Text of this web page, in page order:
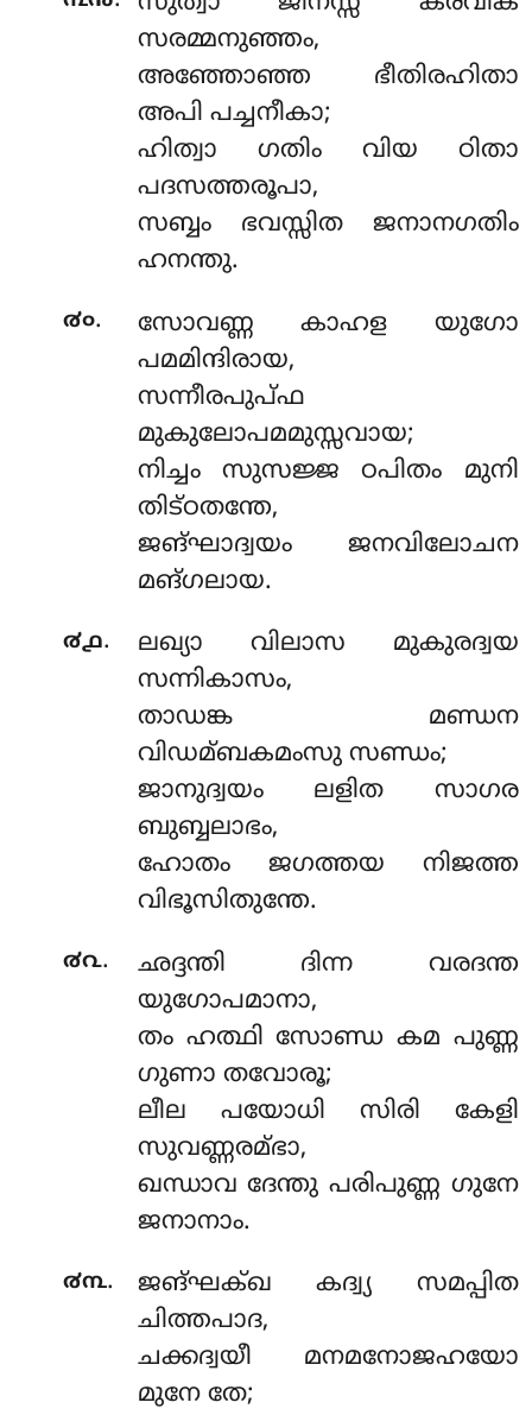
സരമ്മനുഞ്ഞം,
അഞ്ഞോഞ്ഞ ഭീതിരഹിതാ
അപി പച്ചനീകാ;
ഹിത്വാ ഗതിം വിയ ഠിതാ
പദസത്തരൂപാ,
സബ്ബം ഭവസ്സിത ജനാനഗതിം
ഹനന്തു.
൪൦.
സോവണ്ണ കാഹള യുഗോ
പമമിന്ദിരായ,
സന്നീരപുപ്ഫ
മുകുലോപമമുസ്സവായ;
നിച്ചം സുസജ്ജ ഠപിതം മുനി
തിട്ഠതന്തേ,
ജങ്ഘാദ്വയം ജനവിലോചന
മങ്ഗലായ.
൪൧.
ലഖ്യാ വിലാസ മുകുരദ്വയ
സന്നികാസം,
താഡങ്ക മണ്ഡന
വിഡമ്ബകമംസു സണ്ഡം;
ജാനുദ്വയം ലളിത സാഗര
ബുബ്ബലാഭം,
ഹോതം ജഗത്തയ നിജത്ത
വിഭൂസിതുന്തേ.
൪൨.
ഛദ്ദന്തി ദിന്ന വരദന്ത
യുഗോപമാനാ,
തം ഹത്ഥി സോണ്ഡ കമ പുണ്ണ
ഗുണാ തവോരൂ;
ലീല പയോധി സിരി കേളി
സുവണ്ണരമ്ഭാ,
ഖന്ധാവ ദേന്തു പരിപുണ്ണ ഗുനേ
ജനാനാം.
൪൩.
ജങ്ഘക്ഖ കദ്വ്യ സമപ്പിത
ചിത്തപാദ,
ചക്കദ്വയീ മനമനോജഹയോ
മുനേ തേ;